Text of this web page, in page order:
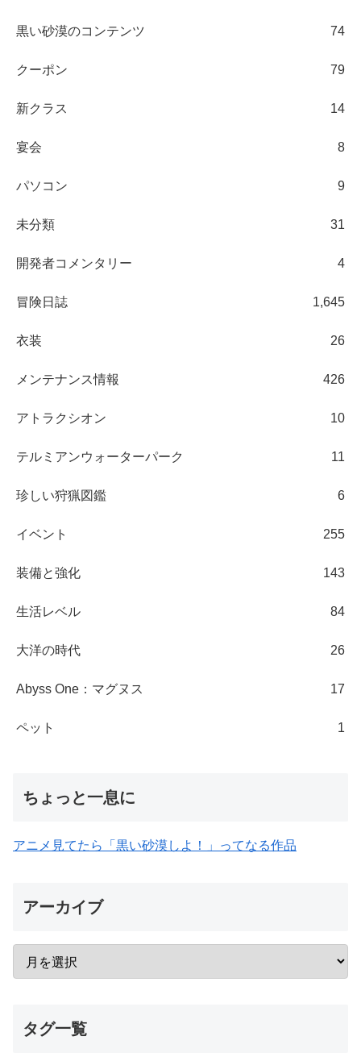
黒い砂漠のコンテンツ 74
クーポン 79
新クラス 14
宴会 8
パソコン 9
未分類 31
開発者コメンタリー 4
冒険日誌 1,645
衣装 26
メンテナンス情報 426
アトラクシオン 10
テルミアンウォーターパーク 11
珍しい狩猟図鑑 6
イベント 255
装備と強化 143
生活レベル 84
大洋の時代 26
Abyss One：マグヌス 17
ペット 1
ちょっと一息に
アニメ見てたら「黒い砂漠しよ！」ってなる作品
アーカイブ
タグ一覧